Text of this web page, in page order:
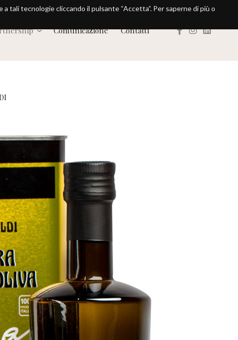
Comunicazione Contatti
tali tecnologie cliccando il pulsante “Accetta”. Per saperne di più o